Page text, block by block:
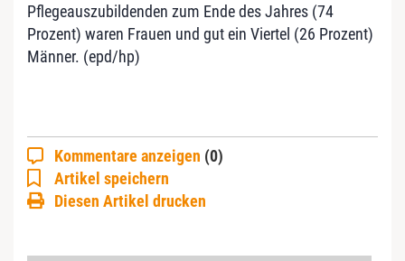
Pflegeauszubildenden zum Ende des Jahres (74
Prozent) waren Frauen und gut ein Viertel (26 Prozent)
Männer. (epd/hp)
Kommentare anzeigen (0)
Artikel speichern
Diesen Artikel drucken